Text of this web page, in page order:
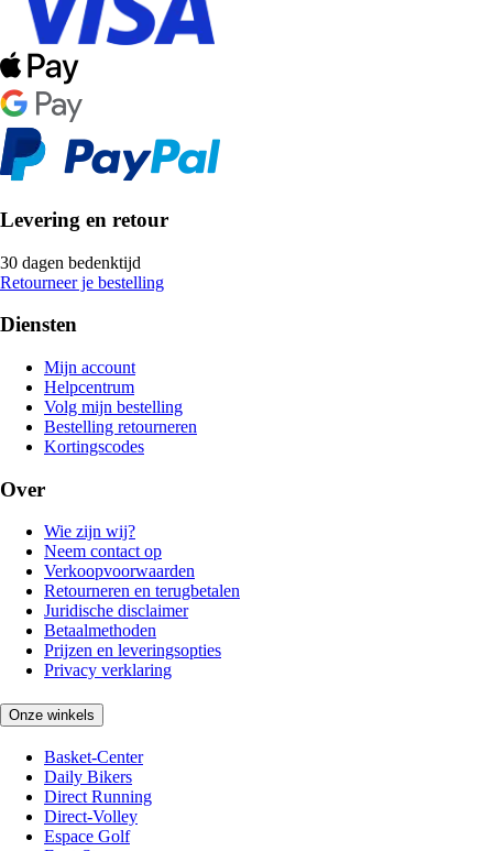
Levering en retour
30 dagen bedenktijd
Retourneer je bestelling
Diensten
Mijn account
Helpcentrum
Volg mijn bestelling
Bestelling retourneren
Kortingscodes
Over
Wie zijn wij?
Neem contact op
Verkoopvoorwaarden
Retourneren en terugbetalen
Juridische disclaimer
Betaalmethoden
Prijzen en leveringsopties
Privacy verklaring
Onze winkels
Basket-Center
Daily Bikers
Direct Running
Direct-Volley
Espace Golf